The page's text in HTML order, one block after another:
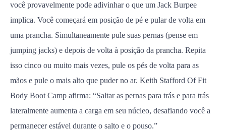
você provavelmente pode adivinhar o que um Jack Burpee
implica. Você começará em posição de pé e pular de volta em
uma prancha. Simultaneamente pule suas pernas (pense em
jumping jacks) e depois de volta à posição da prancha. Repita
isso cinco ou muito mais vezes, pule os pés de volta para as
mãos e pule o mais alto que puder no ar. Keith Stafford Of Fit
Body Boot Camp afirma: “Saltar as pernas para trás e para trás
lateralmente aumenta a carga em seu núcleo, desafiando você a
permanecer estável durante o salto e o pouso.”